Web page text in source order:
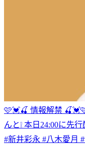
🩷💓🍒 情報解禁
んと❕ 本日24:00に先
#新井彩永 #八木愛月